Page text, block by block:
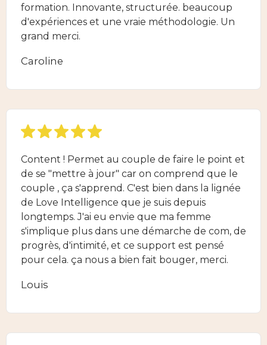
formation. Innovante, structurée. beaucoup
d'expériences et une vraie méthodologie. Un
grand merci.
Caroline
Content ! Permet au couple de faire le point et
de se "mettre à jour" car on comprend que le
couple , ça s'apprend. C'est bien dans la lignée
de Love Intelligence que je suis depuis
longtemps. J'ai eu envie que ma femme
s'implique plus dans une démarche de com, de
progrès, d'intimité, et ce support est pensé
pour cela. ça nous a bien fait bouger, merci.
Louis